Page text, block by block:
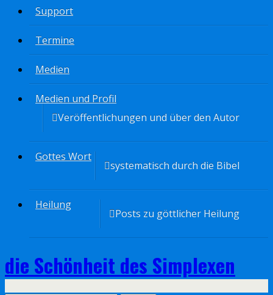
Support
Termine
Medien
Medien und Profil
Veröffentlichungen und über den Autor
Gottes Wort
systematisch durch die Bibel
Heilung
Posts zu göttlicher Heilung
die Schönheit des Simplexen